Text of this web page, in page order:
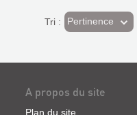
Tri :(Effet
imédiat)
Pertinence
A propos du site
Plan du site